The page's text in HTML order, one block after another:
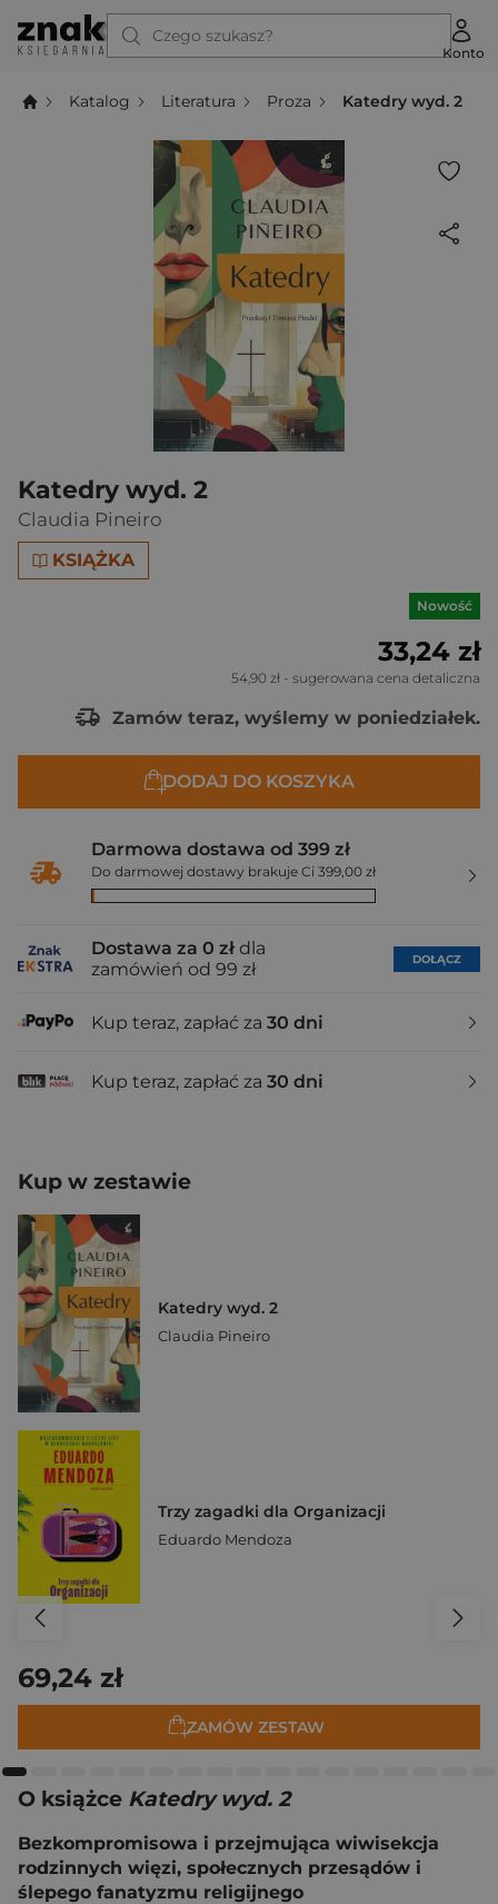
Czego szukasz?
Konto
Katalog Literatura Proza Katedry wyd. 2
Katedry wyd. 2
Claudia Pineiro
KSIĄŻKA
Nowość
33,24 zł
54,90 zł - sugerowana cena detaliczna
Zamów teraz, wyślemy w poniedziałek.
DODAJ DO KOSZYKA
Darmowa dostawa od 399 zł
Do darmowej dostawy brakuje Ci 399,00 zł
Dostawa za 0 zł dla
zamówień od 99 zł
DOŁĄCZ
Kup teraz, zapłać za 30 dni
Kup teraz, zapłać za 30 dni
Kup w zestawie
Katedry wyd. 2
Claudia Pineiro
Trzy zagadki dla Organizacji
Eduardo Mendoza
69,24 zł
ZAMÓW ZESTAW
O książce Katedry wyd. 2
Bezkompromisowa i przejmująca wiwisekcja
rodzinnych więzi, społecznych przesądów i
ślepego fanatyzmu religijnego